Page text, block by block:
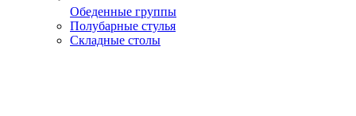
Обеденные группы
Полубарные стулья
Складные столы